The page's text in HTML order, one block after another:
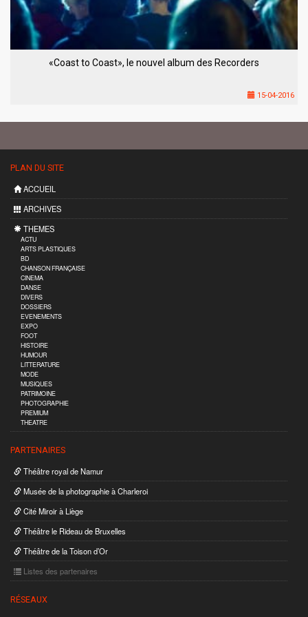
«Coast to Coast», le nouvel album des Recorders
15-04-2016
PLAN DU SITE
ACCUEIL
ARCHIVES
THEMES
ACTU
ARTS PLASTIQUES
BD
CHANSON FRANÇAISE
CINEMA
DANSE
DIVERS
DOSSIERS
EVENEMENTS
EXPO
FOOT
HISTOIRE
HUMOUR
LITTERATURE
MODE
MUSIQUES
PATRIMOINE
PHOTOGRAPHIE
PREMIUM
THEATRE
PARTENAIRES
Théâtre royal de Namur
Musée de la photographie à Charleroi
Cité Miroir à Liège
Théâtre le Rideau de Bruxelles
Théâtre de la Toison d’Or
Listes des partenaires
RÉSEAUX